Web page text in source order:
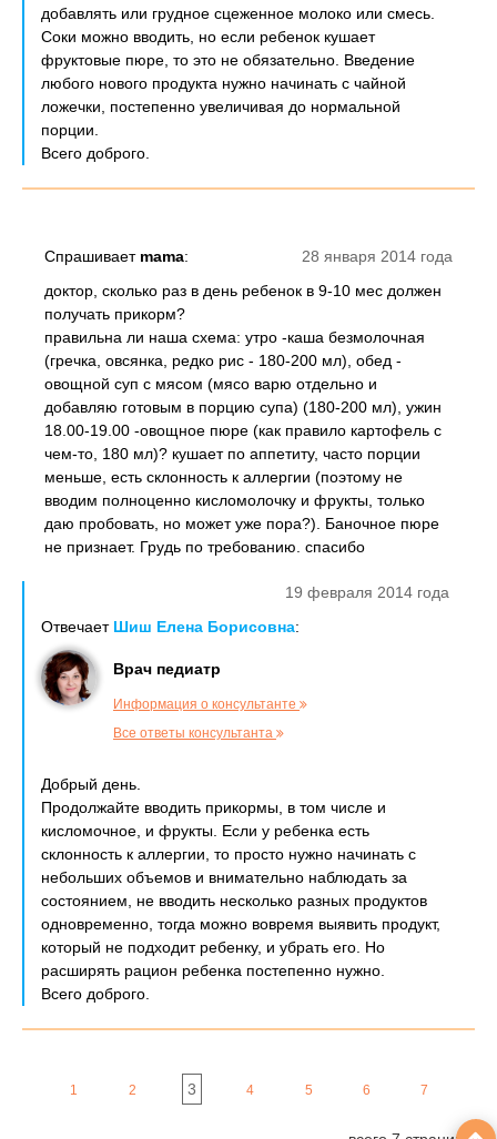
добавлять или грудное сцеженное молоко или смесь.
Соки можно вводить, но если ребенок кушает
фруктовые пюре, то это не обязательно. Введение
любого нового продукта нужно начинать с чайной
ложечки, постепенно увеличивая до нормальной
порции.
Всего доброго.
28 января 2014 года
Спрашивает mama:
доктор, сколько раз в день ребенок в 9-10 мес должен
получать прикорм?
правильна ли наша схема: утро -каша безмолочная
(гречка, овсянка, редко рис - 180-200 мл), обед -
овощной суп с мясом (мясо варю отдельно и
добавляю готовым в порцию супа) (180-200 мл), ужин
18.00-19.00 -овощное пюре (как правило картофель с
чем-то, 180 мл)? кушает по аппетиту, часто порции
меньше, есть склонность к аллергии (поэтому не
вводим полноценно кисломолочку и фрукты, только
даю пробовать, но может уже пора?). Баночное пюре
не признает. Грудь по требованию. спасибо
19 февраля 2014 года
Отвечает Шиш Елена Борисовна:
Врач педиатр
Информация о консультанте
Все ответы консультанта
Добрый день.
Продолжайте вводить прикормы, в том числе и
кисломочное, и фрукты. Если у ребенка есть
склонность к аллергии, то просто нужно начинать с
небольших объемов и внимательно наблюдать за
состоянием, не вводить несколько разных продуктов
одновременно, тогда можно вовремя выявить продукт,
который не подходит ребенку, и убрать его. Но
расширять рацион ребенка постепенно нужно.
Всего доброго.
1 2 3 4 5 6 7